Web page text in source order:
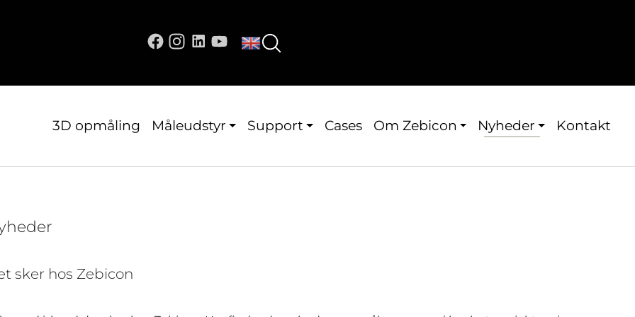
3D opmåling Måleudstyr Support Cases Om Zebicon Nyheder Kontakt
sker hos Zebicon